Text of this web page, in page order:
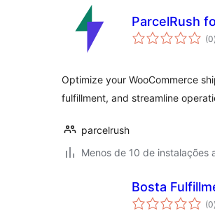
ParcelRush
(0)
Optimize your WooCommerce
fulfillment, and streamline
parcelrush
Menos de 10 de instalações
Bosta
(0)